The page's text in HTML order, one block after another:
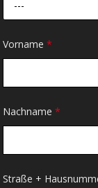
---
Vorname*
Nachname*
Straße +